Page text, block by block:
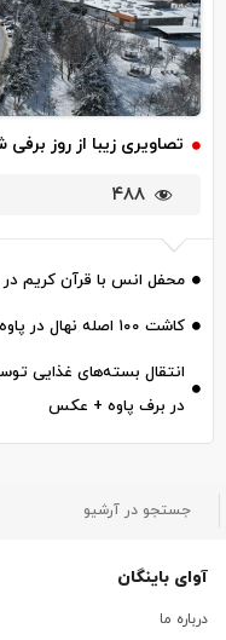
تصاویری زیبا از روز برفی
۴۸۸
محفل انس با قرآن کریم در
کاشت ۱۰۰ اصله نهال در پاوه
انتقال بسته‌های غذایی
در برف پاوه + عکس
آوای باینگان
درباره ما